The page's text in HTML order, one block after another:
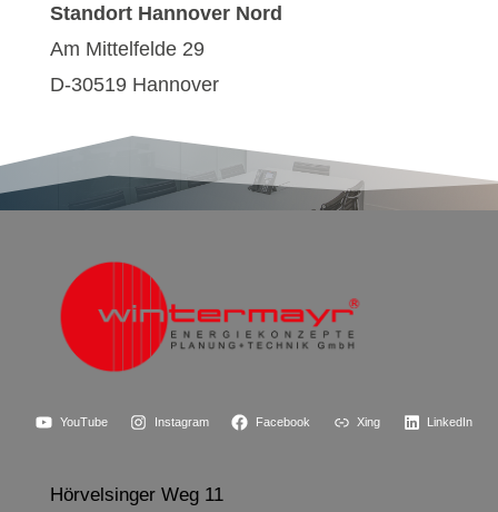
Standort Hannover Nord
Am Mittelfelde 29
D-30519 Hannover
YouTube Instagram Facebook Xing LinkedIn
Hörvelsinger Weg 11